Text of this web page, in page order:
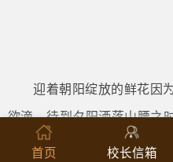
迎着朝阳绽放的鲜花因
欲滴，待到夕阳洒落山腰之
娇媚，但晚霞的红晕却能使
首页 校长信箱